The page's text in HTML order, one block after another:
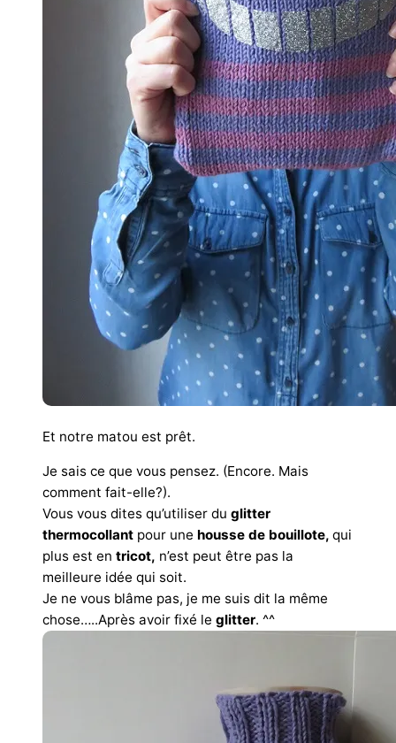
Et notre matou est prêt.
Je sais ce que vous pensez. (Encore. Mais
comment fait-elle?).
Vous vous dites qu’utiliser du glitter
thermocollant pour une housse de bouillote, qui
plus est en tricot, n’est peut être pas la
meilleure idée qui soit.
Je ne vous blâme pas, je me suis dit la même
chose…..Après avoir fixé le glitter. ^^